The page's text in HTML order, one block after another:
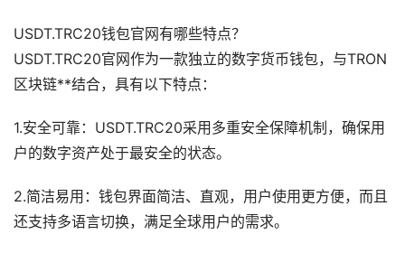
USDT.TRC20钱包官网有哪些特点？
USDT.TRC20官网作为一款独立的数字货币钱包，与TRON
区块链**结合，具有以下特点：
1.安全可靠：USDT.TRC20采用多重安全保障机制，确保用
户的数字资产处于最安全的状态。
2.简洁易用：钱包界面简洁、直观，用户使用更方便，而且
还支持多语言切换，满足全球用户的需求。